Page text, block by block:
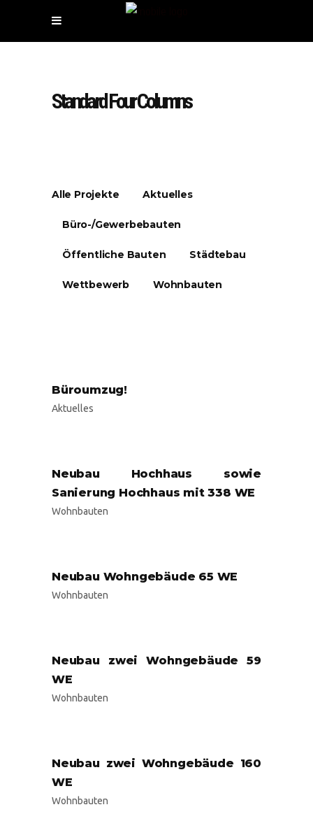
Standard Four Columns
Alle Projekte Aktuelles
Büro-/Gewerbebauten
Öffentliche Bauten Städtebau
Wettbewerb Wohnbauten
Büroumzug!
Aktuelles
Neubau Hochhaus sowie
Sanierung Hochhaus mit 338 WE
Wohnbauten
Neubau Wohngebäude 65 WE
Wohnbauten
Neubau zwei Wohngebäude 59
WE
Wohnbauten
Neubau zwei Wohngebäude 160
WE
Wohnbauten